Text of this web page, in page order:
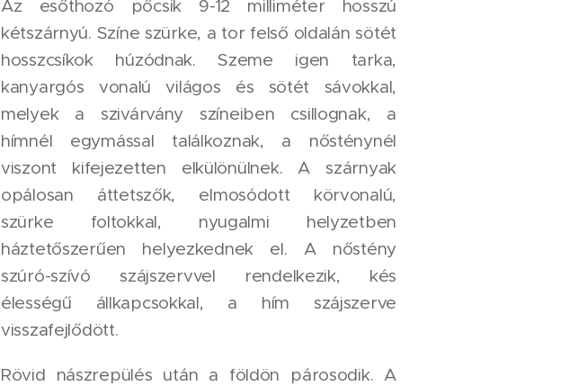
Az esőthozó pőcsik 9-12 milliméter hosszú
kétszárnyú. Színe szürke, a tor felső oldalán sötét
hosszcsíkok húzódnak. Szeme igen tarka,
kanyargós vonalú világos és sötét sávokkal,
melyek a szivárvány színeiben csillognak, a
hímnél egymással találkoznak, a nősténynél
viszont kifejezetten elkülönülnek. A szárnyak
opálosan áttetszők, elmosódott körvonalú,
szürke foltokkal, nyugalmi helyzetben
háztetőszerűen helyezkednek el. A nőstény
szúró-szívó szájszervvel rendelkezik, kés
élességű állkapcsokkal, a hím szájszerve
visszafejlődött.
Rövid nászrepülés után a földön párosodik. A